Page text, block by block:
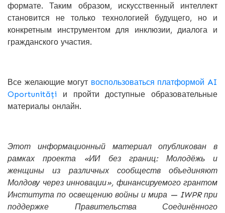
формате. Таким образом, искусственный интеллект
становится не только технологией будущего, но и
конкретным инструментом для инклюзии, диалога и
гражданского участия.
Все желающие могут воспользоваться платформой AI
Oportunități и пройти доступные образовательные
материалы онлайн.
Этот информационный материал опубликован в
рамках проекта «ИИ без границ: Молодёжь и
женщины из различных сообществ объединяют
Молдову через инновации», финансируемого грантом
Института по освещению войны и мира — IWPR при
поддержке Правительства Соединённого